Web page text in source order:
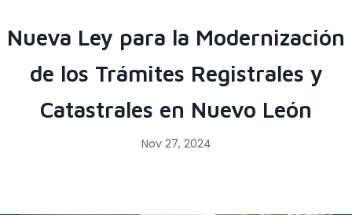
Nueva Ley para la Modernización
de los Trámites Registrales y
Catastrales en Nuevo León
Nov 27, 2024